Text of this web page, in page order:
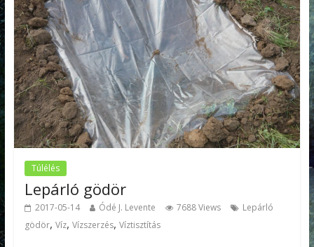
Túlélés
Lepárló gödör
2017-05-14 Ódé J. Levente 7688 Views
Lepárló
gödör, Víz, Vízszerzés, Víztisztítás